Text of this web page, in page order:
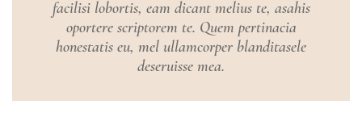
facilisi lobortis, eam dicant melius te, asahis
oportere scriptorem te. Quem pertinacia
honestatis eu, mel ullamcorper blanditasele
deseruisse mea.